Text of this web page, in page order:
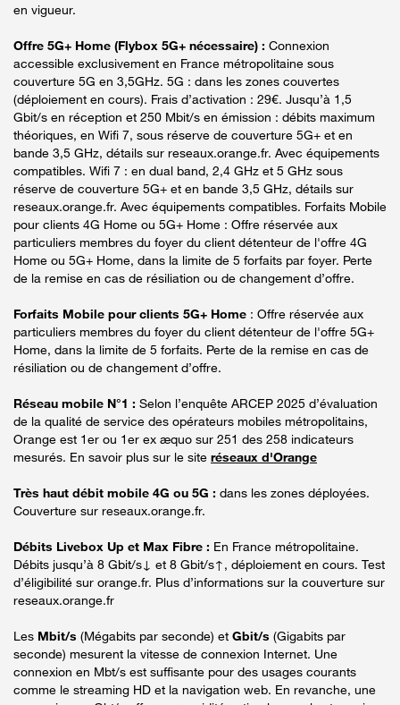
en vigueur.
Offre 5G+ Home (Flybox 5G+ nécessaire) : Connexion
accessible exclusivement en France métropolitaine sous
couverture 5G en 3,5GHz. 5G : dans les zones couvertes
(déploiement en cours). Frais d’activation : 29€. Jusqu’à 1,5
Gbit/s en réception et 250 Mbit/s en émission : débits maximum
théoriques, en Wifi 7, sous réserve de couverture 5G+ et en
bande 3,5 GHz, détails sur reseaux.orange.fr. Avec équipements
compatibles. Wifi 7 : en dual band, 2,4 GHz et 5 GHz sous
réserve de couverture 5G+ et en bande 3,5 GHz, détails sur
reseaux.orange.fr. Avec équipements compatibles. Forfaits Mobile
pour clients 4G Home ou 5G+ Home : Offre réservée aux
particuliers membres du foyer du client détenteur de l'offre 4G
Home ou 5G+ Home, dans la limite de 5 forfaits par foyer. Perte
de la remise en cas de résiliation ou de changement d’offre.
Forfaits Mobile pour clients 5G+ Home : Offre réservée aux
particuliers membres du foyer du client détenteur de l'offre 5G+
Home, dans la limite de 5 forfaits. Perte de la remise en cas de
résiliation ou de changement d’offre.
Réseau mobile N°1 : Selon l’enquête ARCEP 2025 d’évaluation
de la qualité de service des opérateurs mobiles métropolitains,
Orange est 1er ou 1er ex æquo sur 251 des 258 indicateurs
mesurés. En savoir plus sur le site réseaux d'Orange
Très haut débit mobile 4G ou 5G : dans les zones déployées.
Couverture sur reseaux.orange.fr.
Débits Livebox Up et Max Fibre : En France métropolitaine.
Débits jusqu’à 8 Gbit/s↓ et 8 Gbit/s↑, déploiement en cours. Test
d’éligibilité sur orange.fr. Plus d’informations sur la couverture sur
reseaux.orange.fr
Les Mbit/s (Mégabits par seconde) et Gbit/s (Gigabits par
seconde) mesurent la vitesse de connexion Internet. Une
connexion en Mbt/s est suffisante pour des usages courants
comme le streaming HD et la navigation web. En revanche, une